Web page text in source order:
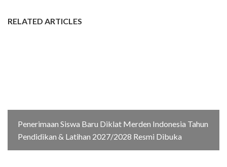
RELATED ARTICLES
Penerimaan Siswa Baru Diklat Merden Indonesia Tahun
Pendidikan & Latihan 2027/2028 Resmi Dibuka